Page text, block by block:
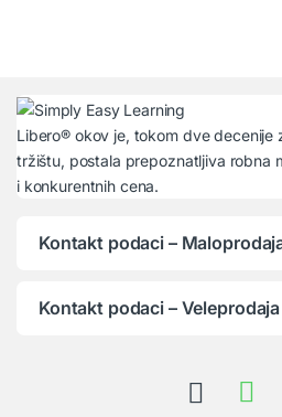
Libero® okov je, tokom dve decenije
tržištu, postala prepoznatljiva robna
i konkurentnih cena.
Kontakt podaci –
Kontakt podaci – Veleprodaja